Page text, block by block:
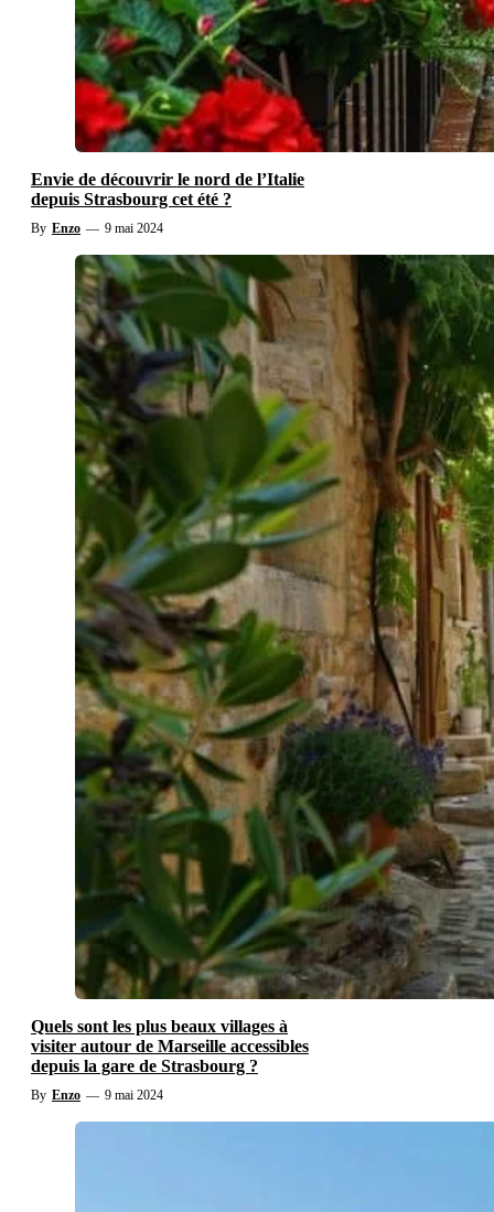
Envie de découvrir le nord de l’Italie
depuis Strasbourg cet été ?
By Enzo — 9 mai 2024
Quels sont les plus beaux villages à
visiter autour de Marseille accessibles
depuis la gare de Strasbourg ?
By Enzo — 9 mai 2024